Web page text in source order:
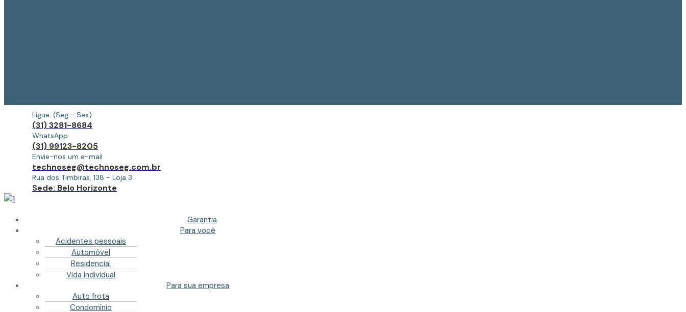
Ligue: (Seg - Sex)
(31) 3281-8684
WhatsApp
(31) 99123-8205
Envie-nos um e-mail
technoseg@technoseg.com.br
Rua dos Timbiras, 138 - Loja 3
Sede: Belo Horizonte
Garantia
Para você
Acidentes pessoais
Automóvel
Residencial
Vida individual
Para sua empresa
Auto frota
Condomínio